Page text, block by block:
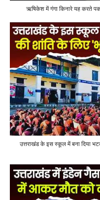
ऋषिकेश में गंगा किनारे यह करते
उत्तराखंड के इस स्कूल में बना दिया